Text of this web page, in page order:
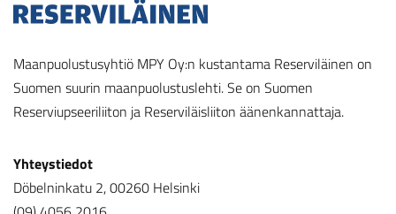
Maanpuolustusyhtiö MPY Oy:n kustantama Reserviläinen on
Suomen suurin maanpuolustuslehti. Se on Suomen
Reserviupseeriliiton ja Reserviläisliiton äänenkannattaja.
Yhteystiedot
Döbelninkatu 2, 00260 Helsinki